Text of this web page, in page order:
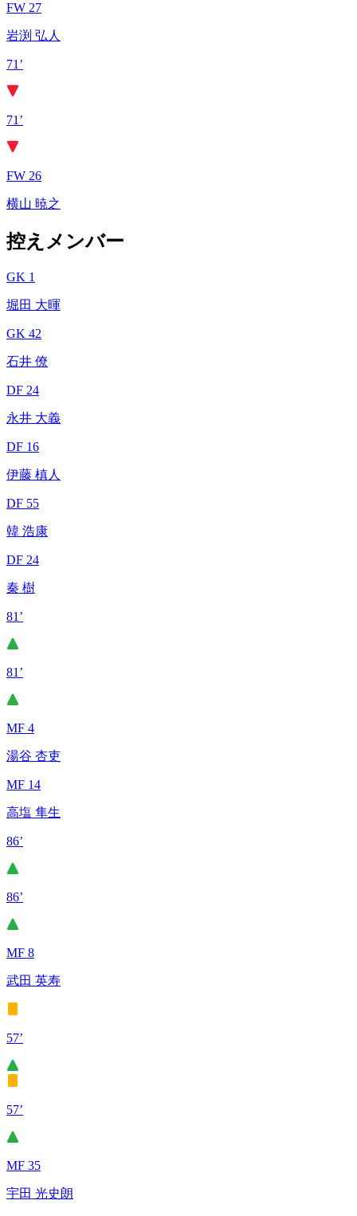
FW 27
岩渕 弘人
71’
71’
FW 26
横山 暁之
控えメンバー
GK 1
堀田 大暉
GK 42
石井 僚
DF 24
永井 大義
DF 16
伊藤 槙人
DF 55
韓 浩康
DF 24
秦 樹
81’
81’
MF 4
湯谷 杏吏
MF 14
高塩 隼生
86’
86’
MF 8
武田 英寿
57’
57’
MF 35
宇田 光史朗